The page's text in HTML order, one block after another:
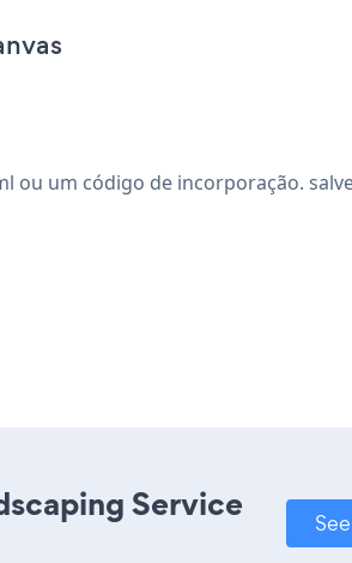
ou um código de incorporação.
Service